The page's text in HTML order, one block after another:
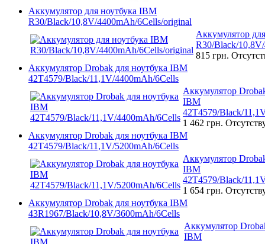
Аккумулятор для ноутбука IBM
R30/Black/10,8V/4400mAh/6Cells/original
Аккумулятор
R30/Black/
815 грн.
Аккумулятор Drobak для ноутбука IBM
42T4579/Black/11,1V/4400mAh/6Cells
Аккумулятор
IBM
42T4579/Black/
1 462 грн.
Аккумулятор Drobak для ноутбука IBM
42T4579/Black/11,1V/5200mAh/6Cells
Аккумулятор
IBM
42T4579/Black/
1 654 грн.
Аккумулятор Drobak для ноутбука IBM
43R1967/Black/10,8V/3600mAh/6Cells
Аккумулятор
IBM